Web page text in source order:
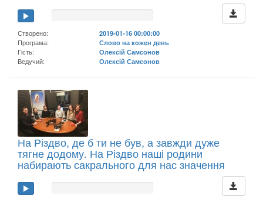
Створено:
2019-01-16 00:00:00
Програма:
Слово на кожен день
Гість:
Олексій Самсонов
Ведучий:
Олексій Самсонов
На Різдво, де б ти не був, а завжди дуже
тягне додому. На Різдво наші родини
набирають сакрального для нас значення